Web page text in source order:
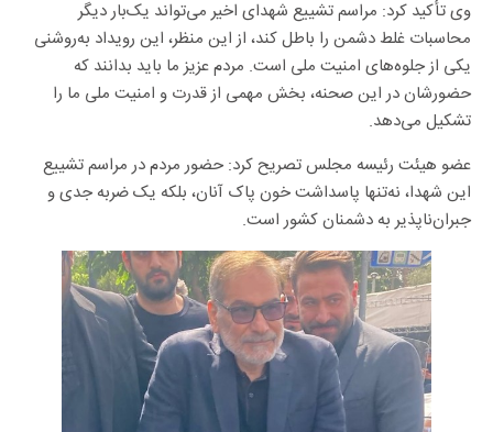
وی تأکید کرد: مراسم تشییع شهدای اخیر می‌تواند یک‌بار دیگر
محاسبات غلط دشمن را باطل کند، از این منظر، این رویداد به‌روشنی
یکی از جلوه‌های امنیت ملی است. مردم عزیز ما باید بدانند که
حضورشان در این صحنه، بخش مهمی از قدرت و امنیت ملی ما را
تشکیل می‌دهد.
عضو هیئت رئیسه مجلس تصریح کرد: حضور مردم در مراسم تشییع
این شهدا، نه‌تنها پاسداشت خون پاک آنان، بلکه یک ضربه جدی و
جبران‌ناپذیر به دشمنان کشور است.